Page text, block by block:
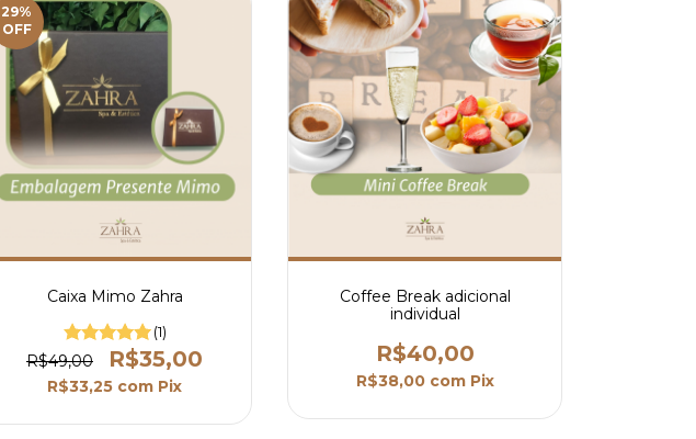
29%
OFF
Caixa Mimo Zahra
(1)
R$49,00 R$35,00
R$33,25 com Pix
Coffee Break adicional
individual
R$40,00
R$38,00 com Pix